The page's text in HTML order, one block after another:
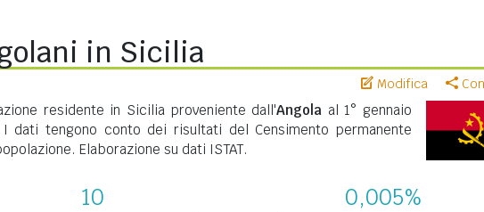
in Sicilia
Modifica
residente in Sicilia proveniente dall'Angola al 1° gennaio
dati tengono conto dei risultati del Censimento permanente
Elaborazione su dati ISTAT.
10 0,005%